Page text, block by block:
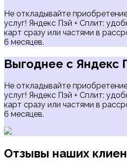
Не откладывайте
услуг! Яндекс Пэй + Сплит:
карт сразу или частями в
6 месяцев.
Выгоднее с Яндекс
Не откладывайте
услуг! Яндекс Пэй + Сплит:
карт сразу или частями в
6 месяцев.
Отзывы наших